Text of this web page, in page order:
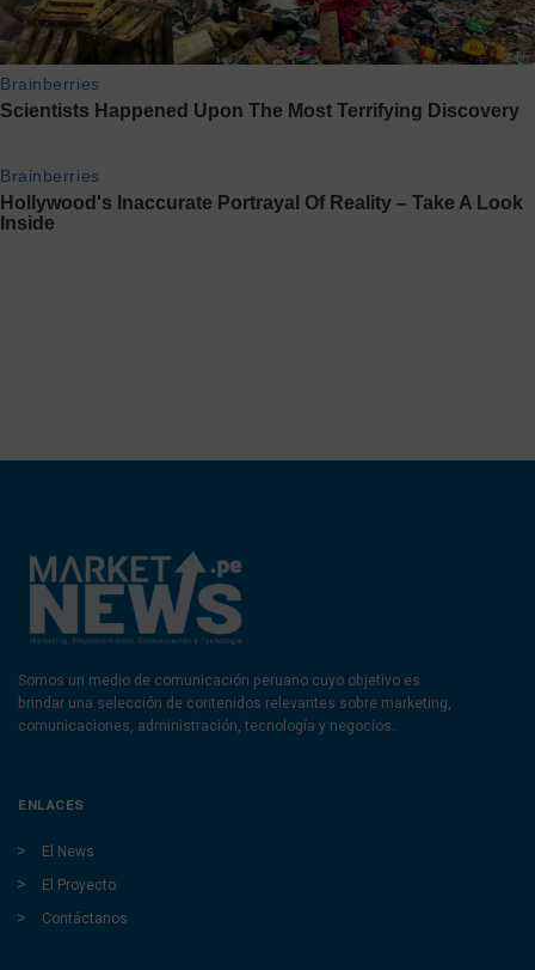
Somos un medio de comunicación peruano cuyo objetivo es
brindar una selección de contenidos relevantes sobre marketing,
comunicaciones, administración, tecnología y negocios.
ENLACES
El News
El Proyecto
Contáctanos